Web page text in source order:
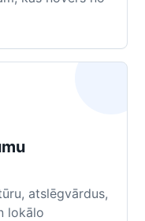
atslēgvārdus,
lokālo